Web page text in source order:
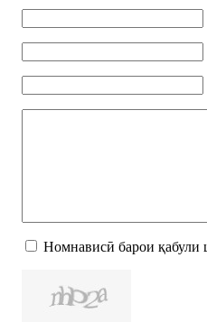
Номнависӣ барои қабули